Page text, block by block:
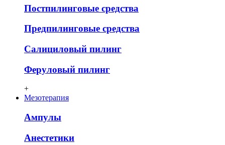
Постпилинговые средства
Предпилинговые средства
Салициловый пилинг
Феруловый пилинг
+
Мезотерапия
Ампулы
Анестетики